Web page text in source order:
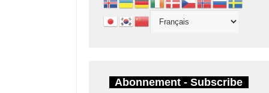
Abonnement - Subscribe